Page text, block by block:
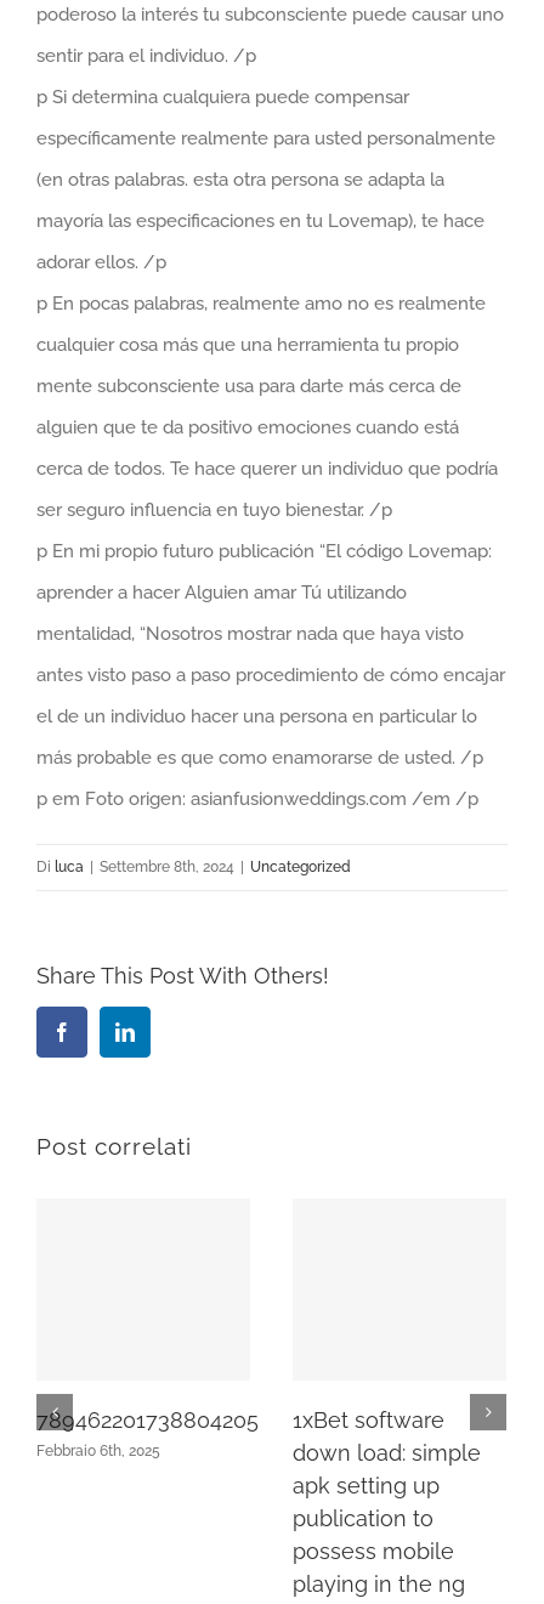
poderoso la interés tu subconsciente puede causar uno
sentir para el individuo. /p
p Si determina cualquiera puede compensar
específicamente realmente para usted personalmente
(en otras palabras. esta otra persona se adapta la
mayoría las especificaciones en tu Lovemap), te hace
adorar ellos. /p
p En pocas palabras, realmente amo no es realmente
cualquier cosa más que una herramienta tu propio
mente subconsciente usa para darte más cerca de
alguien que te da positivo emociones cuando está
cerca de todos. Te hace querer un individuo que podría
ser seguro influencia en tuyo bienestar. /p
p En mi propio futuro publicación “El código Lovemap:
aprender a hacer Alguien amar Tú utilizando
mentalidad, “Nosotros mostrar nada que haya visto
antes visto paso a paso procedimiento de cómo encajar
el de un individuo hacer una persona en particular lo
más probable es que como enamorarse de usted. /p
p em Foto origen: asianfusionweddings.com /em /p
Di luca | Settembre 8th, 2024 | Uncategorized
Share This Post With Others!
FacebookLinkedIn
Post correlati
789462201738804205
Febbraio 6th, 2025
1xBet software
down load: simple
apk setting up
publication to
possess mobile
playing in the ng